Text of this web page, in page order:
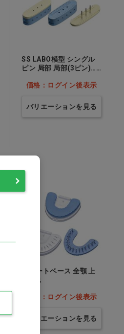
SS LABO模型 シングル
ピン 局部 局部(3ピン)…
価格：ログイン後表示
バリエーションを見る
スマートベース 全顎 上
顎…他
価格：ログイン後表示
バリエーションを見る